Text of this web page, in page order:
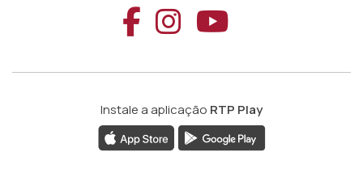
Aceder ao
Aceder ao
Aceder
Instale a aplicação RTP Play